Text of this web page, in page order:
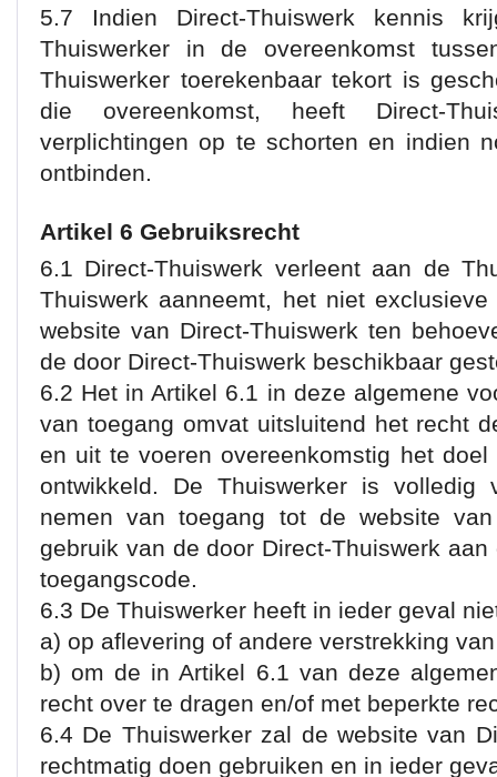
5.7 Indien Direct-Thuiswerk kennis
Thuiswerker in de overeenkomst
Thuiswerker toerekenbaar tekort is
die overeenkomst, heeft Direct-
verplichtingen op te schorten en indien
ontbinden.
Artikel 6 Gebruiksrecht
6.1 Direct-Thuiswerk verleent aan de
Thuiswerk aanneemt, het niet
website van Direct-Thuiswerk ten
de door Direct-Thuiswerk beschikbaar
6.2 Het in Artikel 6.1 in deze algemene
van toegang omvat uitsluitend het recht
en uit te voeren overeenkomstig het
ontwikkeld. De Thuiswerker is volledig
nemen van toegang tot de website
gebruik van de door Direct-Thuiswerk
toegangscode.
6.3 De Thuiswerker heeft in ieder geval
a) op aflevering of andere verstrekking
b) om de in Artikel 6.1 van deze
recht over te dragen en/of met beperkte
6.4 De Thuiswerker zal de website van
rechtmatig doen gebruiken en in ieder